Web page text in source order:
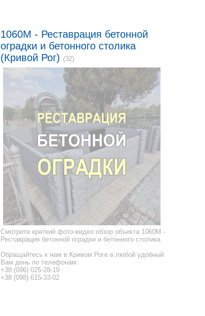
1060M - Реставрация бетонной
оградки и бетонного столика
(Кривой Рог) (32)
Смотрите краткий фото-видео обзор объекта 1060M -
Реставрация бетонной оградки и бетонного столика.
Обращайтесь к нам в Кривом Роге в любой удобный
Вам день по телефонам:
+38 (096) 025-28-19
+38 (098) 615-33-02